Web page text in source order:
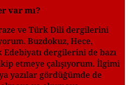
var mı?
ve Türk Dili dergilerini
Buzdokuz, Hece,
dergilerini de bazı
etmeye çalışıyorum. İlgimi
yazılar gördüğümde de